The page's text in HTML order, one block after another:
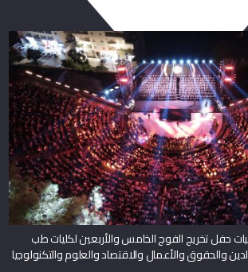
حفل تخريج الفوج الخامس والأربعين لكليات طب
والحقوق والأعمال والاقتصاد والعلوم والتكنولوجيا